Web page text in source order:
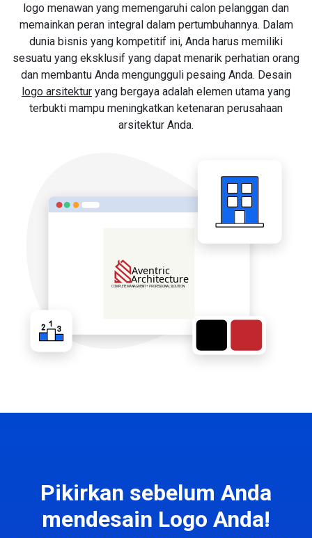
logo menawan yang memengaruhi calon pelanggan dan
memainkan peran integral dalam pertumbuhannya. Dalam
dunia bisnis yang kompetitif ini, Anda harus memiliki
sesuatu yang eksklusif yang dapat menarik perhatian orang
dan membantu Anda mengungguli pesaing Anda. Desain
logo arsitektur yang bergaya adalah elemen utama yang
terbukti mampu meningkatkan ketenaran perusahaan
arsitektur Anda.
Pikirkan sebelum Anda
mendesain Logo Anda!